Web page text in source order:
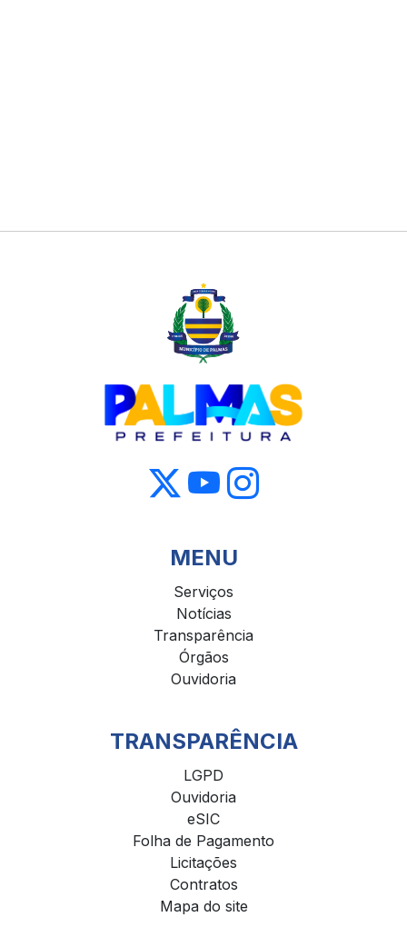
MENU
Serviços
Notícias
Transparência
Órgãos
Ouvidoria
TRANSPARÊNCIA
LGPD
Ouvidoria
eSIC
Folha de Pagamento
Licitações
Contratos
Mapa do site